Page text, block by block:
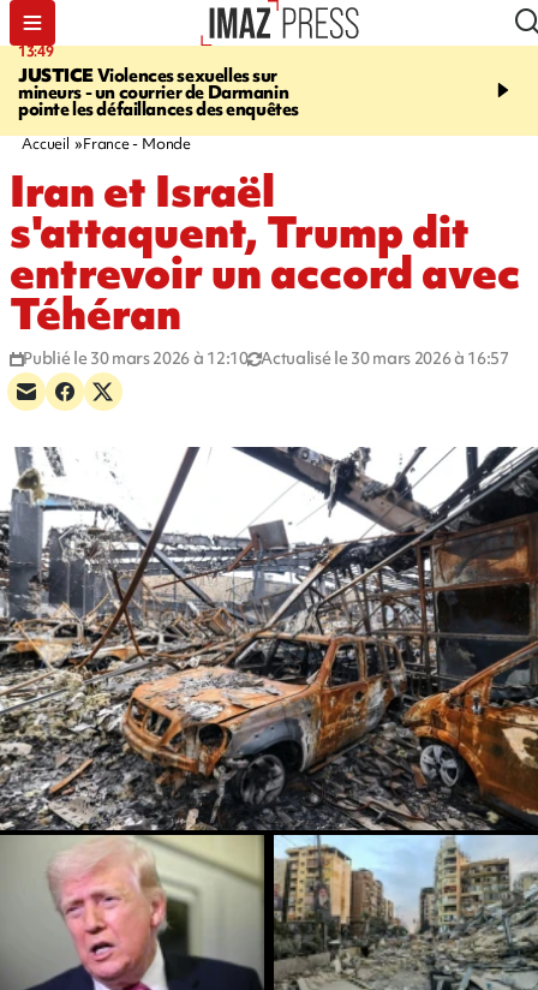
13:49
JUSTICEViolences sexuelles sur
mineurs - un courrier de Darmanin
pointe les défaillances des enquêtes
17:59
Corniche - la route du
Accueil France - Monde
Iran et Israël
s'attaquent, Trump dit
entrevoir un accord avec
Téhéran
Publié le 30 mars 2026 à 12:10 Actualisé le 30 mars 2026 à 16:57